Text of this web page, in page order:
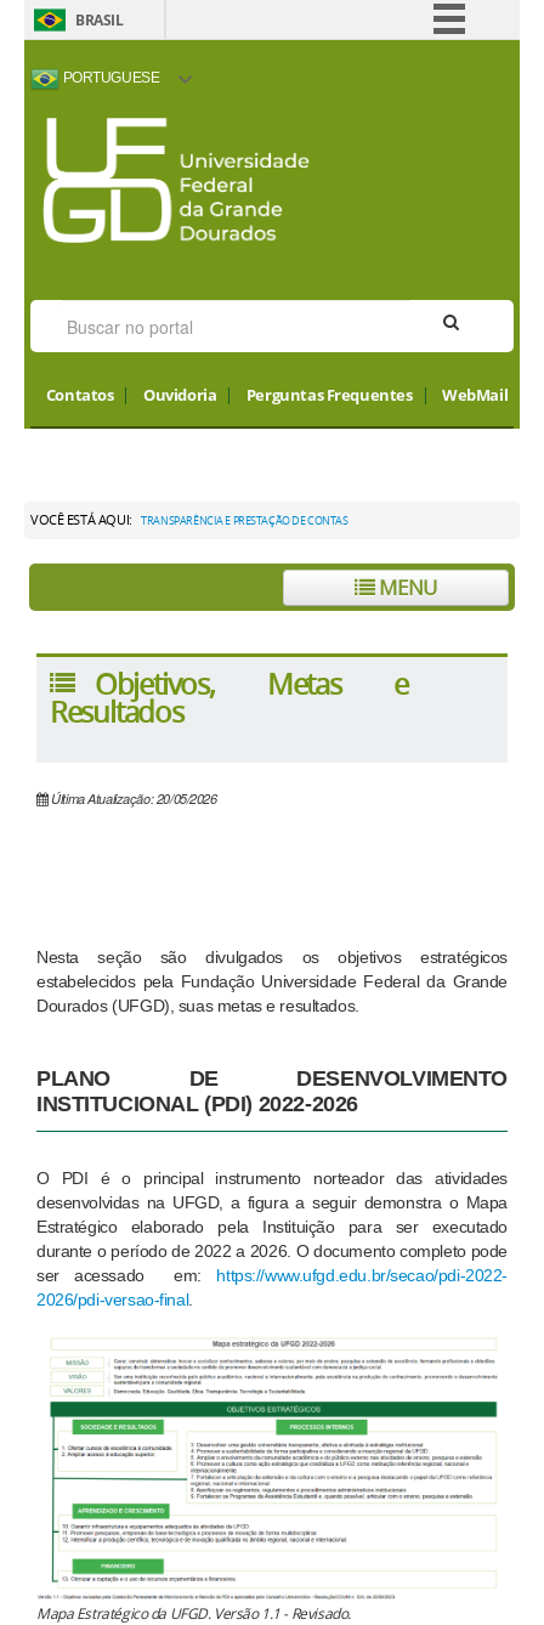
BRASIL
PORTUGUESE
ACESSIBILIDADE ALTO CONTRASTE
VISITORS
Contatos Ouvidoria Perguntas Frequentes WebMail
VOCÊ ESTÁ AQUI: TRANSPARÊNCIA E PRESTAÇÃO DE CONTAS
MENU
Objetivos, Metas e
Resultados
Última Atualização: 20/05/2026
Nesta seção são divulgados os objetivos estratégicos
estabelecidos pela Fundação Universidade Federal da Grande
Dourados (UFGD), suas metas e resultados.
PLANO DE DESENVOLVIMENTO
INSTITUCIONAL (PDI) 2022-2026
O PDI é o principal instrumento norteador das atividades
desenvolvidas na UFGD, a figura a seguir demonstra o Mapa
Estratégico elaborado pela Instituição para ser executado
durante o período de 2022 a 2026. O documento completo pode
ser acessado em: https://www.ufgd.edu.br/secao/pdi-2022-
2026/pdi-versao-final.
Mapa Estratégico da UFGD. Versão 1.1 - Revisado.